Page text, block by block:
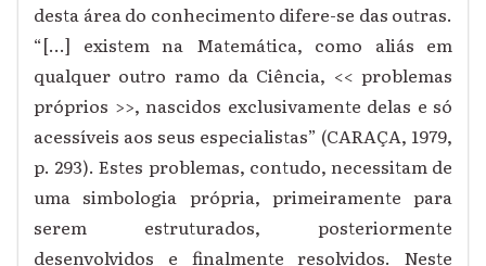
desta área do conhecimento difere-se das outras.
“[...] existem na Matemática, como aliás em
qualquer outro ramo da Ciência, << problemas
próprios >>, nascidos exclusivamente delas e só
acessíveis aos seus especialistas” (CARAÇA, 1979,
p. 293). Estes problemas, contudo, necessitam de
uma simbologia própria, primeiramente para
serem estruturados, posteriormente
desenvolvidos e finalmente resolvidos. Neste